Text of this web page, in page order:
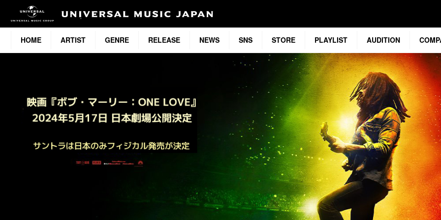
HOME ARTIST GENRE RELEASE NEWS SNS STORE PLAYLIST AUDITION